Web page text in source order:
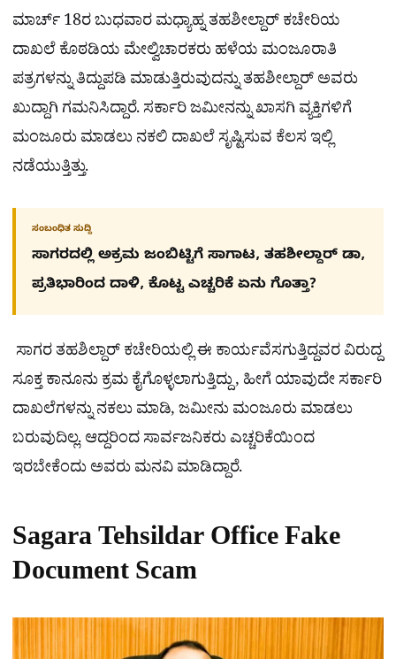
ಮಾರ್ಚ್ 18ರ ಬುಧವಾರ ಮಧ್ಯಾಹ್ನ ತಹಶೀಲ್ದಾರ್ ಕಚೇರಿಯ
ದಾಖಲೆ ಕೊಠಡಿಯ ಮೇಲ್ವಿಚಾರಕರು ಹಳೆಯ ಮಂಜೂರಾತಿ
ಪತ್ರಗಳನ್ನು ತಿದ್ದುಪಡಿ ಮಾಡುತ್ತಿರುವುದನ್ನು ತಹಶೀಲ್ದಾರ್ ಅವರು
ಖುದ್ದಾಗಿ ಗಮನಿಸಿದ್ದಾರೆ. ಸರ್ಕಾರಿ ಜಮೀನನ್ನು ಖಾಸಗಿ ವ್ಯಕ್ತಿಗಳಿಗೆ
ಮಂಜೂರು ಮಾಡಲು ನಕಲಿ ದಾಖಲೆ ಸೃಷ್ಟಿಸುವ ಕೆಲಸ ಇಲ್ಲಿ
ನಡೆಯುತ್ತಿತ್ತು.
ಸಂಬಂಧಿತ ಸುದ್ದಿ
ಸಾಗರದಲ್ಲಿ ಅಕ್ರಮ ಜಂಬಿಟ್ಟಿಗೆ ಸಾಗಾಟ, ತಹಶೀಲ್ದಾರ್​ ಡಾ,
ಪ್ರತಿಭಾರಿಂದ ದಾಳಿ, ಕೊಟ್ಟ ಎಚ್ಚರಿಕೆ​​ ಏನು ಗೊತ್ತಾ?
ಸಾಗರ ತಹಶಿಲ್ದಾರ್ ಕಚೇರಿಯಲ್ಲಿ ಈ ಕಾರ್ಯವೆಸಗುತ್ತಿದ್ದವರ ವಿರುದ್ದ
ಸೂಕ್ತ ಕಾನೂನು ಕ್ರಮ‌ ಕೈಗೊಳ್ಳಲಾಗುತ್ತಿದ್ದು , ಹೀಗೆ ಯಾವುದೇ ಸರ್ಕಾರಿ
ದಾಖಲೆಗಳನ್ನು ನಕಲು ಮಾಡಿ, ಜಮೀನು ಮಂಜೂರು ಮಾಡಲು
ಬರುವುದಿಲ್ಲ. ಆದ್ದರಿಂದ ಸಾರ್ವಜನಿಕರು ಎಚ್ಚರಿಕೆಯಿಂದ
ಇರಬೇಕೆಂದು ಅವರು ಮನವಿ‌ ಮಾಡಿದ್ದಾರೆ.
Sagara Tehsildar Office Fake
Document Scam